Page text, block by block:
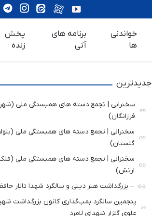
خواندنی
ها
برنامه های
آتی
پخش
زنده
جدیدترین
سخنرانی | تجمع دسته های همبستگی ملی
فرزانگان)
سخنرانی | تجمع دسته های همبستگی ملی
گلستان)
سخنرانی | تجمع دسته های همبستگی ملی
ارتش)
– بزرگداشت هنر دینی و سالگرد شهدا تالار
پنجمین سالگرد بمب‌گذاری کانون بزرگداشت
علوی گلزار شهدای لامرد